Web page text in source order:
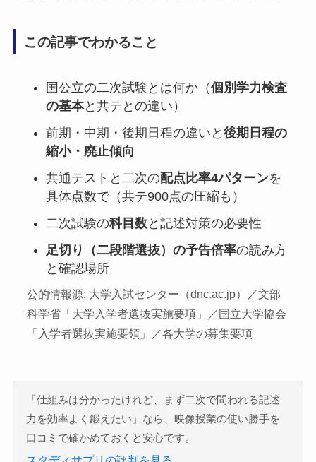
この記事でわかること
国公立の二次試験とは何か（個別学力検査
の基本と共テとの違い）
前期・中期・後期日程の違いと 後期日程の
縮小・廃止傾向
共通テストと二次の配点比率4パターンを
具体点数で（共テ900点の圧縮も）
二次試験の科目数と記述対策の必要性
足切り（二段階選抜）の予告倍率の読み方
と確認場所
公的情報源: 大学入試センター（dnc.ac.jp）／文部
科学省「大学入学者選抜実施要項」／国立大学協会
「入学者選抜実施要領」／各大学の募集要項
「仕組みは分かったけれど、まず二次で問われる記述
力を効率よく鍛えたい」なら、映像授業の使い勝手を
口コミで確かめておくと安心です。